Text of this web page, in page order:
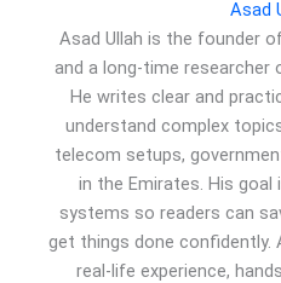
Asad
Asad Ullah is the founder
and a long-time researcher
He writes clear and
understand complex
telecom setups,
in the Emirates. His
systems so readers can
get things done confidently.
real-life experience,